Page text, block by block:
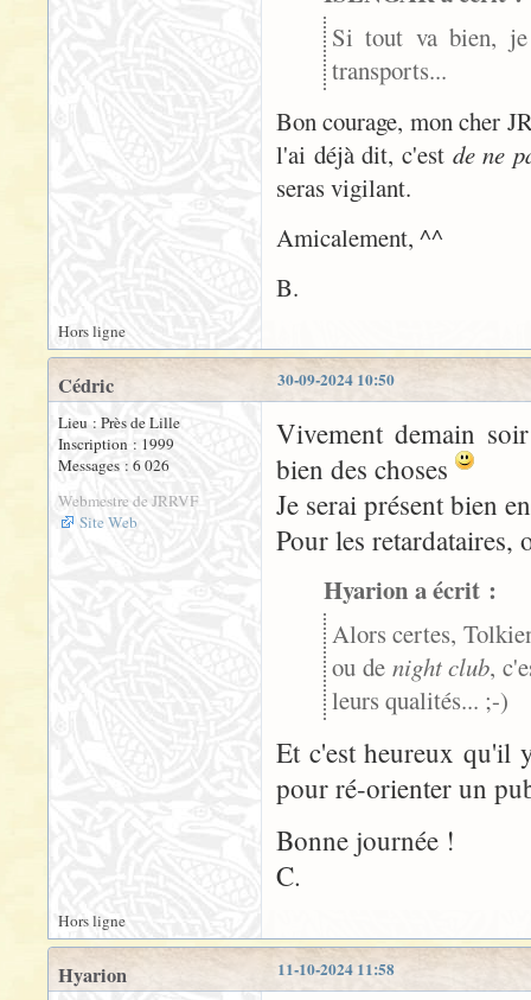
Si tout va bien, je
transports...
Bon courage, mon cher
l'ai déjà dit, c'est de ne
seras vigilant.
Amicalement, ^^
B.
Hors ligne
30-09-2024 10:50
Cédric
Lieu : Près de Lille
Inscription : 1999
Messages : 6 026
Webmestre de JRRVF
Site Web
Vivement demain
bien des choses
Je serai présent bien
Pour les retardataires,
Hyarion a écrit :
Alors certes,
ou de night club,
leurs qualités... ;-)
Et c'est heureux qu'il
pour ré-orienter un
Bonne journée !
C.
Hors ligne
11-10-2024 11:58
Hyarion